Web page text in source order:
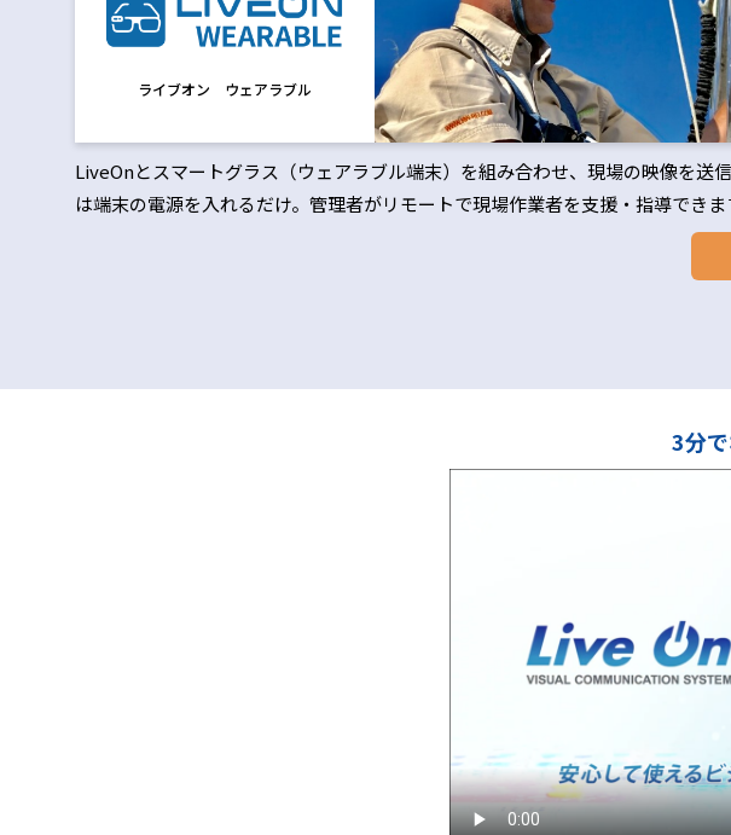
ライブオン ウェアラブル
LiveOnとスマートグラス（ウェアラブル端末）を組み合わせ、現場の映像を送
は端末の電源を入れるだけ。管理者がリモートで現場作業者を支援・指導できま
3分